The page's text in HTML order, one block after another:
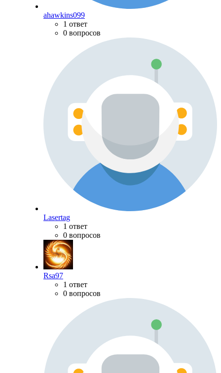
ahawkins099
1 ответ
0 вопросов
Lasertag
1 ответ
0 вопросов
Rsa97
1 ответ
0 вопросов